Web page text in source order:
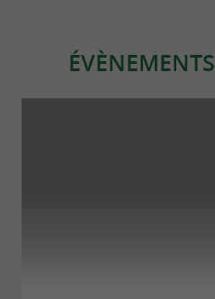
ÉVÈNEMENTS